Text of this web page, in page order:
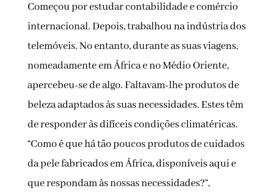
Começou por estudar contabilidade e comércio
internacional. Depois, trabalhou na indústria dos
telemóveis. No entanto, durante as suas viagens,
nomeadamente em África e no Médio Oriente,
apercebeu-se de algo. Faltavam-lhe produtos de
beleza adaptados às suas necessidades. Estes têm
de responder às difíceis condições climatéricas.
“Como é que há tão poucos produtos de cuidados
da pele fabricados em África, disponíveis aqui e
que respondam às nossas necessidades?”,